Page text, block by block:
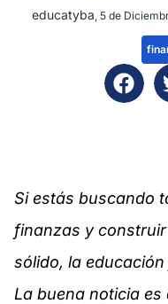
educatyba, 5 de
Si estás buscando
finanzas y
sólido, la
La buena noticia